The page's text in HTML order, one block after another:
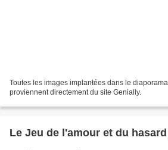
Toutes les images implantées dans le
proviennent directement du site Genially.
Le Jeu de l'amour et du